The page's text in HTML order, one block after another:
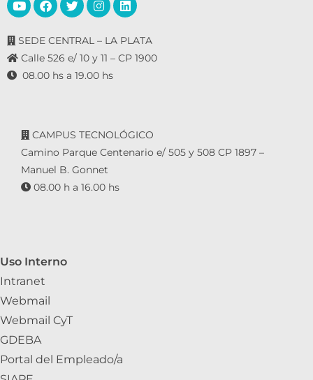
SEDE CENTRAL – LA PLATA
Calle 526 e/ 10 y 11 – CP 1900
08.00 hs a 19.00 hs
CAMPUS TECNOLÓGICO
Camino Parque Centenario e/ 505 y 508 CP 1897 –
Manuel B. Gonnet
08.00 h a 16.00 hs
Uso Interno
Intranet
Webmail
Webmail CyT
GDEBA
Portal del Empleado/a